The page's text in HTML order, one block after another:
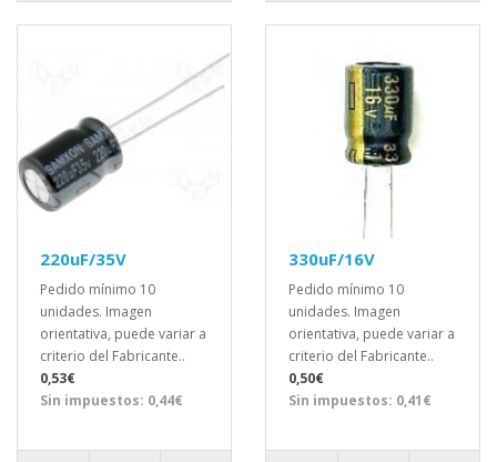
220uF/35V
Pedido mínimo 10
unidades. Imagen
orientativa, puede variar a
criterio del Fabricante..
0,53€
Sin impuestos: 0,44€
330uF/16V
Pedido mínimo 10
unidades. Imagen
orientativa, puede variar a
criterio del Fabricante..
0,50€
Sin impuestos: 0,41€